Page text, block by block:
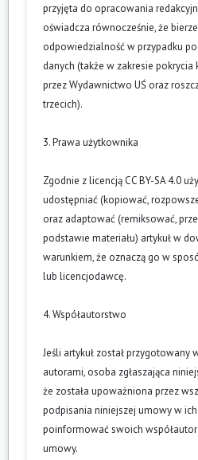
przyjęta do opracowania
oświadcza równocześnie, że
odpowiedzialność w przypadku
danych (także w zakresie
przez Wydawnictwo UŚ oraz
trzecich).
3. Prawa użytkownika
Zgodnie z licencją CC BY-SA 4.0
udostępniać (kopiować,
oraz adaptować (remiksować,
podstawie materiału) artykuł w
warunkiem, że oznaczą go w
lub licencjodawcę.
4. Współautorstwo
Jeśli artykuł został przygotowany
autorami, osoba zgłaszająca
że została upoważniona przez
podpisania niniejszej umowy w
poinformować swoich
umowy.